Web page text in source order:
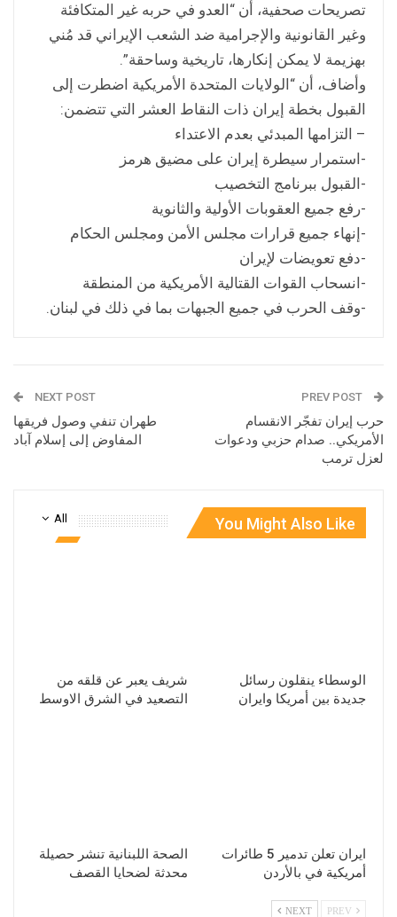
تصريحات صحفية، أن “العدو في حربه غير المتكافئة
وغير القانونية والإجرامية ضد الشعب الإيراني قد مُني
بهزيمة لا يمكن إنكارها، تاريخية وساحقة”.
وأضاف، أن “الولايات المتحدة الأمريكية اضطرت إلى
القبول بخطة إيران ذات النقاط العشر التي تتضمن:
– التزامها المبدئي بعدم الاعتداء
-استمرار سيطرة إيران على مضيق هرمز
-القبول ببرنامج التخصيب
-رفع جميع العقوبات الأولية والثانوية
-إنهاء جميع قرارات مجلس الأمن ومجلس الحكام
-دفع تعويضات لإيران
-انسحاب القوات القتالية الأمريكية من المنطقة
-وقف الحرب في جميع الجبهات بما في ذلك في لبنان.
حرب إيران تفجّر الانقسام
الأمريكي.. صدام حزبي ودعوات
لعزل ترمب
NEXT POST
طهران تنفي وصول فريقها
المفاوض إلى إسلام آباد
All You Might Also Like
الوسطاء ينقلون رسائل
جديدة بين أمريكا وايران
شريف يعبر عن قلقه من
التصعيد في الشرق الاوسط
ايران تعلن تدمير 5 طائرات
أمريكية في بالأردن
الصحة اللبنانية تنشر حصيلة
محدثة لضحايا القصف
NEXT